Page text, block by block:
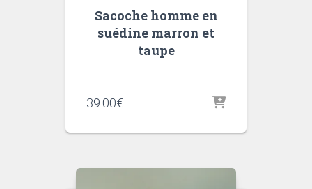
Sacoche homme en
suédine marron et
taupe
39.00€